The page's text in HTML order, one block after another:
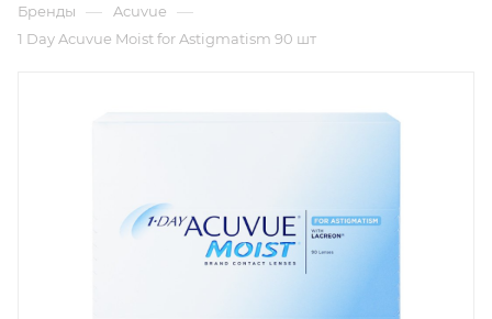
Бренды — Acuvue —
1 Day Acuvue Moist for Astigmatism 90 шт